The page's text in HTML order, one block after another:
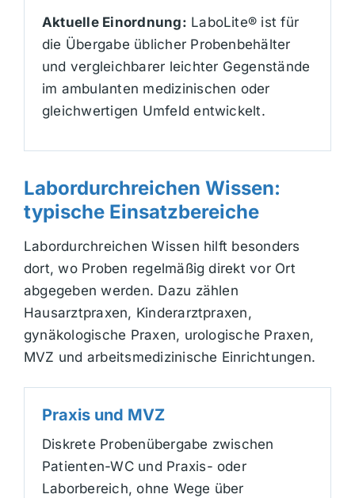
Aktuelle Einordnung: LaboLite® ist für
die Übergabe üblicher Probenbehälter
und vergleichbarer leichter Gegenstände
im ambulanten medizinischen oder
gleichwertigen Umfeld entwickelt.
Labordurchreichen Wissen:
typische Einsatzbereiche
Labordurchreichen Wissen hilft besonders
dort, wo Proben regelmäßig direkt vor Ort
abgegeben werden. Dazu zählen
Hausarztpraxen, Kinderarztpraxen,
gynäkologische Praxen, urologische Praxen,
MVZ und arbeitsmedizinische Einrichtungen.
Praxis und MVZ
Diskrete Probenübergabe zwischen
Patienten-WC und Praxis- oder
Laborbereich, ohne Wege über